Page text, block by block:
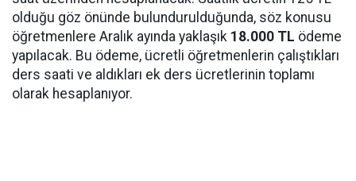
olduğu göz önünde bulundurulduğunda, söz konusu
öğretmenlere Aralık ayında yaklaşık 18.000 TL ödeme
yapılacak. Bu ödeme, ücretli öğretmenlerin çalıştıkları
ders saati ve aldıkları ek ders ücretlerinin toplamı
olarak hesaplanıyor.